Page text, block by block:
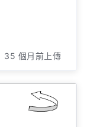
35 個月前上傳